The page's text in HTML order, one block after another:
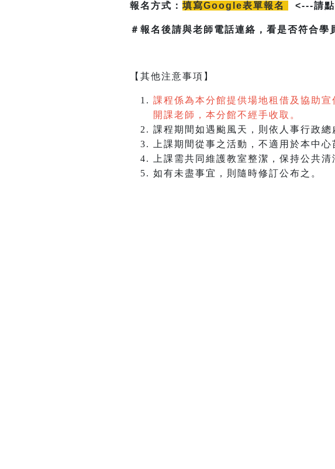
報名方式： 填寫Google表單報名 <---請點
＃報名後請與老師電話連絡，看是否符合學
【其他注意事項】
課程係為本分館提供場地租借及協助
開課老師，本分館不經手收取。
課程期間如遇颱風天，則依人事行政
上課期間從事之活動，不適用於本中
上課需共同維護教室整潔，保持公共
如有未盡事宜，則隨時修訂公布之。